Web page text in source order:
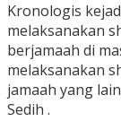
Kronologis
melaksanakan
berjamaah di
melaksanakan
jamaah yang
Sedih .